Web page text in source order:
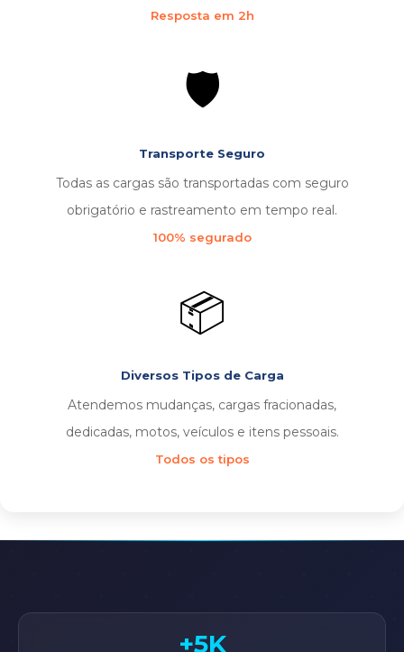
Resposta em 2h
🛡️
Transporte Seguro
Todas as cargas são transportadas com seguro
obrigatório e rastreamento em tempo real.
100% segurado
📦
Diversos Tipos de Carga
Atendemos mudanças, cargas fracionadas,
dedicadas, motos, veículos e itens pessoais.
Todos os tipos
+5K